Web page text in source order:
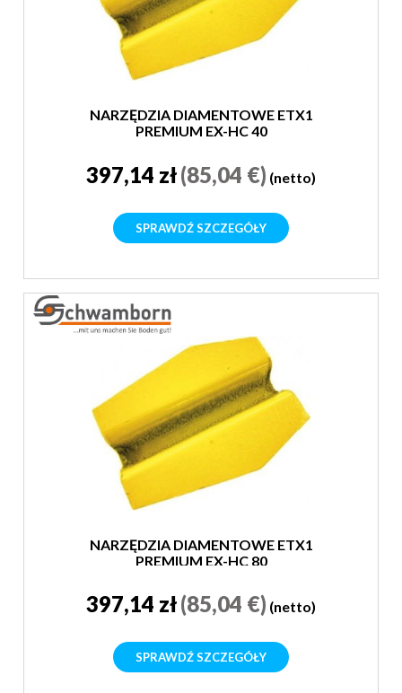
NARZĘDZIA DIAMENTOWE ETX1
PREMIUM EX-HC 40
397,14 zł(85,04 €) (netto)
SPRAWDŹ SZCZEGÓŁY
NARZĘDZIA DIAMENTOWE ETX1
PREMIUM EX-HC 80
397,14 zł(85,04 €) (netto)
SPRAWDŹ SZCZEGÓŁY